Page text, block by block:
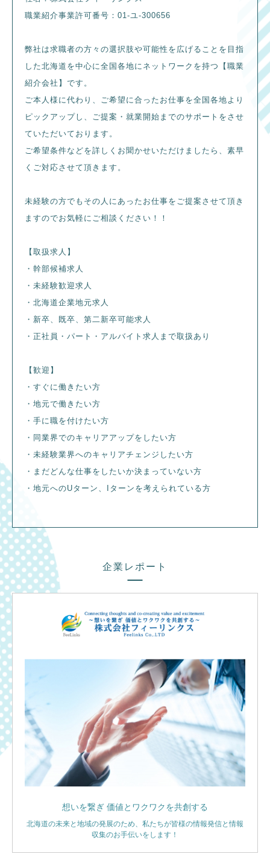
職業紹介事業許可番号：01-ユ-300656
弊社は求職者の方々の選択肢や可能性を広げることを目指
した北海道を中心に全国各地にネットワークを持つ【職業
紹介会社】です。
ご本人様に代わり、ご希望に合ったお仕事を全国各地より
ピックアップし、ご提案・就業開始までのサポートをさせ
ていただいております。
ご希望条件などを詳しくお聞かせいただけましたら、素早
くご対応させて頂きます。
未経験の方でもその人にあったお仕事をご提案させて頂き
ますのでお気軽にご相談ください！！
【取扱求人】
・幹部候補求人
・未経験歓迎求人
・北海道企業地元求人
・新卒、既卒、第二新卒可能求人
・正社員・パート・アルバイト求人まで取扱あり
【歓迎】
・すぐに働きたい方
・地元で働きたい方
・手に職を付けたい方
・同業界でのキャリアアップをしたい方
・未経験業界へのキャリアチェンジしたい方
・まだどんな仕事をしたいか決まっていない方
・地元へのUターン、Iターンを考えられている方
企業レポート
想いを繋ぎ 価値とワクワクを共創する
北海道の未来と地域の発展のため、私たちが皆様の情報発信と情報
収集のお手伝いをします！